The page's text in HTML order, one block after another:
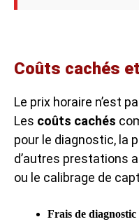
Coûts cachés
Le prix horaire n’est
Les coûts cachés
pour le diagnostic, la
d’autres prestations
ou le calibrage de
Frais de diagnostic